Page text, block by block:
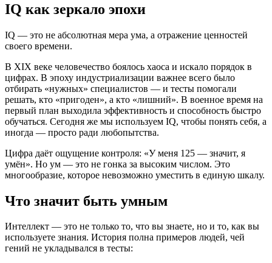
IQ как зеркало эпохи
IQ — это не абсолютная мера ума, а отражение ценностей
своего времени.
В XIX веке человечество боялось хаоса и искало порядок в
цифрах. В эпоху индустриализации важнее всего было
отбирать «нужных» специалистов — и тесты помогали
решать, кто «пригоден», а кто «лишний». В военное время на
первый план выходила эффективность и способность быстро
обучаться. Сегодня же мы используем IQ, чтобы понять себя, а
иногда — просто ради любопытства.
Цифра даёт ощущение контроля: «У меня 125 — значит, я
умён». Но ум — это не гонка за высоким числом. Это
многообразие, которое невозможно уместить в единую шкалу.
Что значит быть умным
Интеллект — это не только то, что вы знаете, но и то, как вы
используете знания. История полна примеров людей, чей
гений не укладывался в тесты: